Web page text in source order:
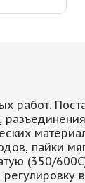
работ.
пайки
(350/